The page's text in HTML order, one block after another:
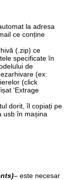
la adresa
ce conține
(.zip) ce
specificate în
de
(ex:
(click
‘Extrage
dorit, îl copiați pe
usb în mașina
– este necesar